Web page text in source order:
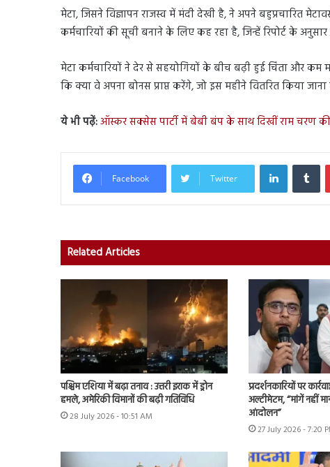
मेटा, जिसने विज्ञापन राजस्व में मंदी देखी है, ने अपने बहुप्रचारित
कर्मचारियों की सूची बनाने के लिए कह रहा है, जिन्हें रिपोर्ट के
मेटा कर्मचारियों ने देर से सहयोगियों के बीच बढ़ी हुई चिंता और कम
कि क्या वे अपना बोनस प्राप्त करेंगे, जो इस महीने वितरित किया
ये भी पढ़ें:ऑस्कर सक्सेस पार्टी में बेबी बंप के साथ दिखीं राम चरण की
Facebook Twitter
LinkedIn
Related Articles
पश्चिम एशिया में बढ़ा तनाव : उत्तरी इराक में ड्रोन
हमले, अमेरिकी विमानों की बढ़ी गतिविधि
28 July 2026 - 10:51 AM
प्रदर्शनकारियों पर
अल्टीमेटम, “मांगें नहीं
आंदोलन”
27 July 2026 - 7:20